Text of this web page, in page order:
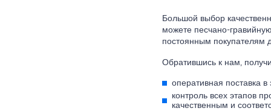
Большой выбор
можете песчано-
постоянным покупателям
Обратившись к нам,
оперативная поставка
контроль всех этапов
качественным и